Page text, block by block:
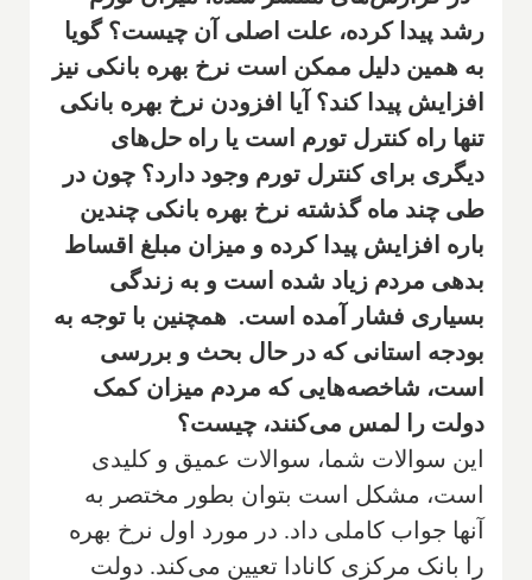
رشد پیدا کرده، علت اصلی آن چیست؟ گویا
به همین دلیل ممکن است نرخ بهره بانکی نیز
افزایش پیدا کند؟ آیا افزودن نرخ بهره بانکی
تنها راه کنترل تورم است یا راه حل‌های
دیگری برای کنترل تورم وجود دارد؟ چون در
طی چند ماه گذشته نرخ بهره بانکی چندین
باره افزایش پیدا کرده و میزان مبلغ اقساط
بدهی مردم زیاد شده است و به زندگی
بسیاری فشار آمده است. همچنین با توجه به
بودجه استانی که در حال بحث و بررسی
است، شاخصه‌هایی که مردم میزان کمک
دولت را لمس می‌کنند، چیست؟
این سوالات شما، سوالات عمیق و کلیدی
است، مشکل است بتوان بطور مختصر به
آنها جواب کاملی داد. در مورد اول نرخ بهره
را بانک مرکزی کانادا تعیین می‌کند. دولت